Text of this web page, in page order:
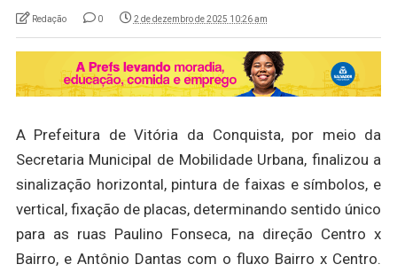
Redação 0 2 de dezembro de 2025 10:26 am
A Prefeitura de Vitória da Conquista, por meio da
Secretaria Municipal de Mobilidade Urbana, finalizou a
sinalização horizontal, pintura de faixas e símbolos, e
vertical, fixação de placas, determinando sentido único
para as ruas Paulino Fonseca, na direção Centro x
Bairro, e Antônio Dantas com o fluxo Bairro x Centro.